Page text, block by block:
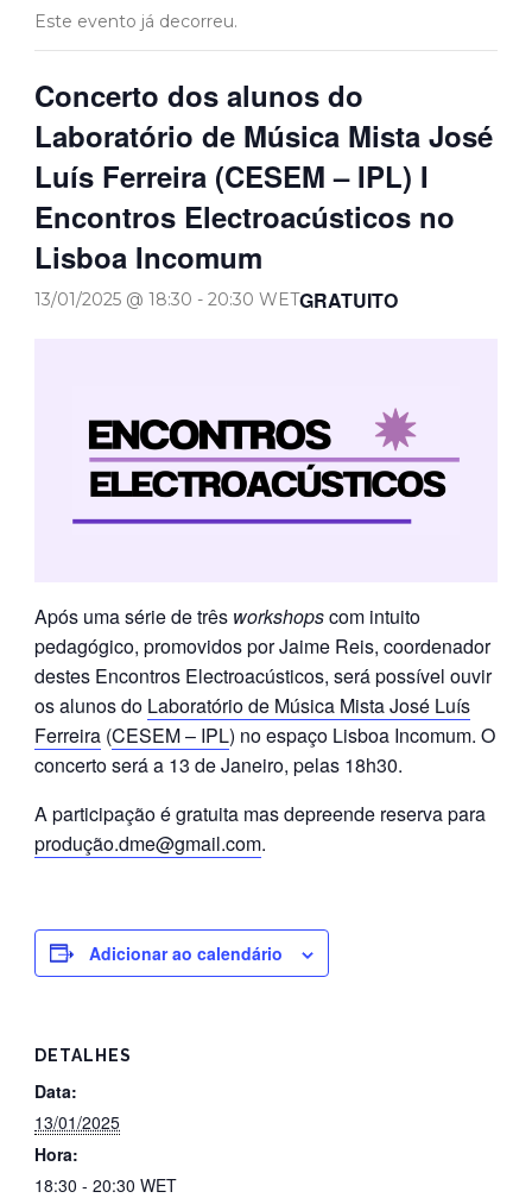
Este evento já decorreu.
Concerto dos alunos do
Laboratório de Música Mista José
Luís Ferreira (CESEM – IPL) I
Encontros Electroacústicos no
Lisboa Incomum
13/01/2025 @ 18:30 - 20:30 WETGRATUITO
Após uma série de três workshopscom intuito
pedagógico, promovidos por Jaime Reis, coordenador
destes Encontros Electroacústicos, será possível ouvir
os alunos do Laboratório de Música Mista José Luís
Ferreira (CESEM – IPL) no espaço Lisboa Incomum. O
concerto será a 13 de Janeiro, pelas 18h30.
A participação é gratuita mas depreende reserva para
produção.dme@gmail.com.
Adicionar ao calendário
DETALHES
Data:
13/01/2025
Hora:
18:30 - 20:30 WET